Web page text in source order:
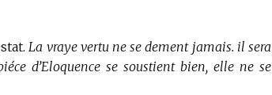
La vraye vertu ne se dement jamais. il sera
d’Eloquence se soustient bien, elle ne se